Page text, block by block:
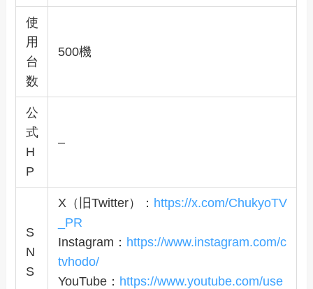
使
用
台
数
500機
公
式
H
P
–
S
N
S
X（旧Twitter）： https://x.com/ChukyoTV
_PR
Instagram： https://www.instagram.com/c
tvhodo/
YouTube： https://www.youtube.com/use